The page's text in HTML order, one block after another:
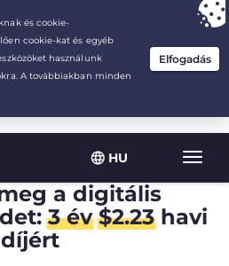
HU
for 3.3333333333333-years at $
/month
a digitális
3 év $2.23havi
díjért